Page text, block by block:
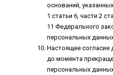
оснований,
1 статьи 6, части 2
11 Федерального
персональных
Настоящее согласие
до момента
персональных